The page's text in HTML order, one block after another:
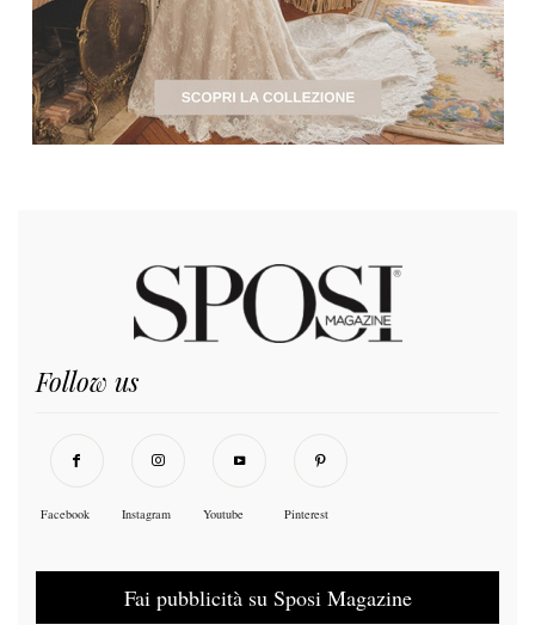
Follow us
Facebook Instagram Youtube Pinterest
Fai pubblicità su Sposi Magazine